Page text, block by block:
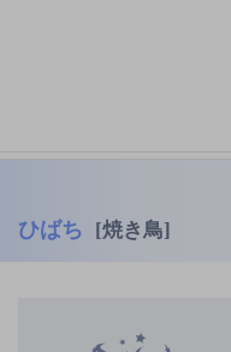
ひばち [焼き鳥]